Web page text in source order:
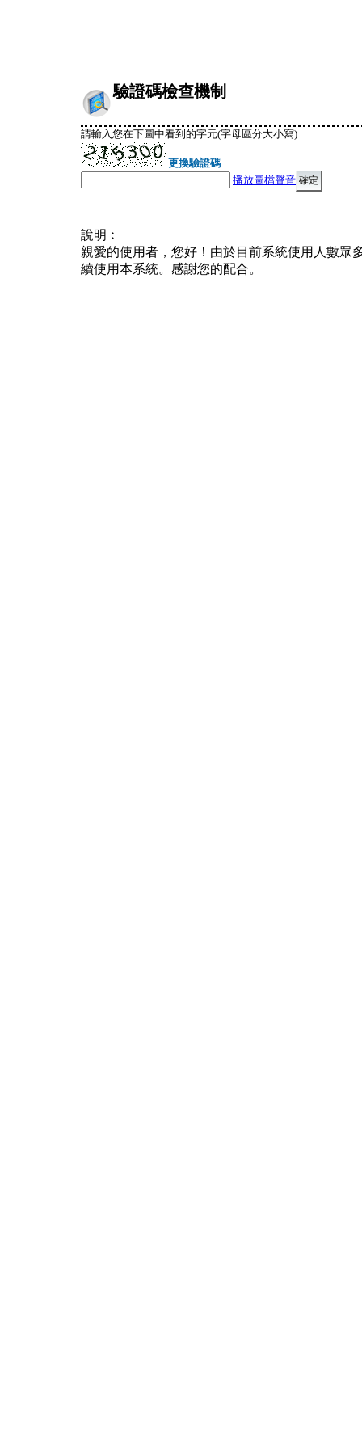
驗證碼檢查機制
請輸入您在下圖中看到的字元(字母區分大小寫)
更換驗證碼
播放圖檔聲音
說明︰
親愛的使用者，您好！由於目前系統使用人數眾
續使用本系統。感謝您的配合。